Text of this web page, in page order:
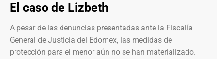
El caso de Lizbeth
A pesar de las denuncias presentadas ante la Fiscalía
General de Justicia del Edomex, las medidas de
protección para el menor aún no se han materializado.